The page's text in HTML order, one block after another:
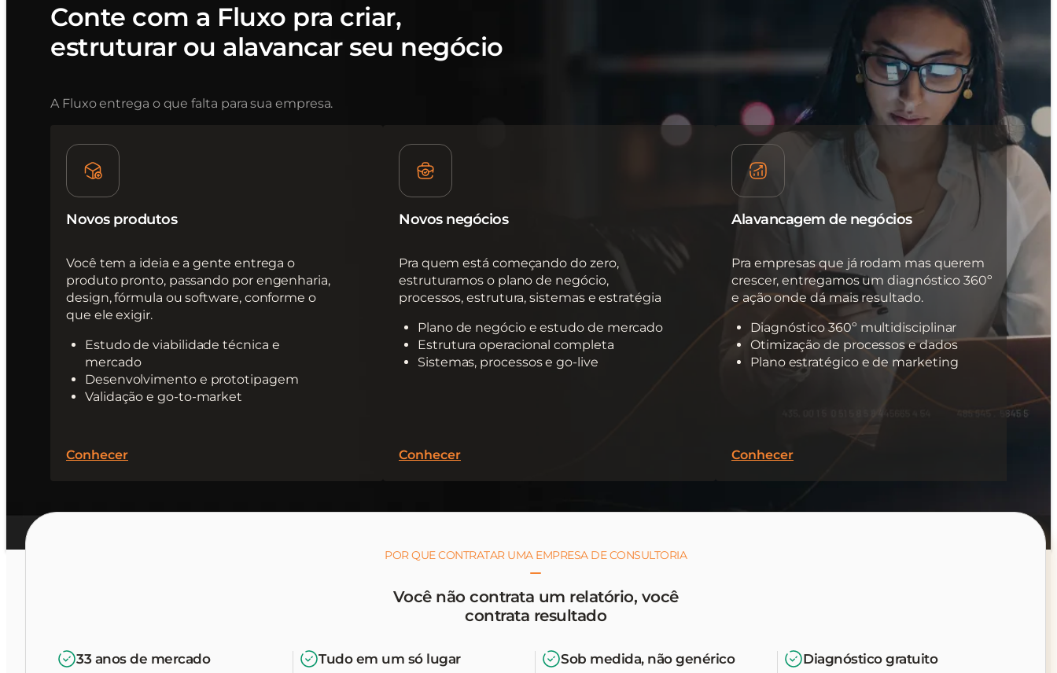
Conte com a Fluxo pra criar,
estruturar ou alavancar seu negócio
A Fluxo entrega o que falta para sua empresa.
Novos produtos
Você tem a ideia e a gente entrega o
produto pronto, passando por engenharia,
design, fórmula ou software, conforme o
que ele exigir.
Estudo de viabilidade técnica e
mercado
Desenvolvimento e prototipagem
Validação e go-to-market
Conhecer
Novos negócios
Pra quem está começando do zero,
estruturamos o plano de negócio,
processos, estrutura, sistemas e estratégia
Plano de negócio e estudo de mercado
Estrutura operacional completa
Sistemas, processos e go-live
Conhecer
Alavancagem de negócios
Pra empresas que já rodam mas querem
crescer, entregamos um diagnóstico 360º
e ação onde dá mais resultado.
Diagnóstico 360º multidisciplinar
Otimização de processos e dados
Plano estratégico e de marketing
Conhecer
POR QUE CONTRATAR UMA EMPRESA DE CONSULTORIA
Você não contrata um relatório, você
contrata resultado
33 anos de mercado Tudo em um só lugar Sob medida, não genérico Diagnóstico gratuito